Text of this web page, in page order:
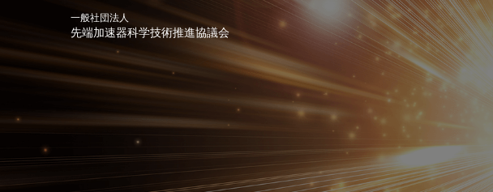
一般社団法人
先端加速器科学技術推進協議会
会長挨拶 協議会定款